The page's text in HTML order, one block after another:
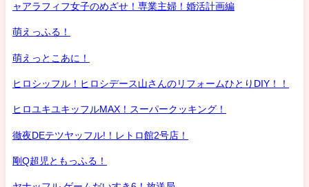
ャアラフィフ女子のめざせ！専業主婦！婚活計画編
萌えっふる！
萌えっとこあに！
ヒロシッフル！ヒロシデース山さんのリフォームひとりDIY！！
ヒロユキユキッフルMAX！スーパークッキング！
徹夜DEテツヤッフル!！レトロ館2号店！
剛Q超児ともっふる！